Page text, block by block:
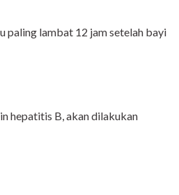
paling lambat 12 jam setelah bayi
hepatitis B, akan dilakukan